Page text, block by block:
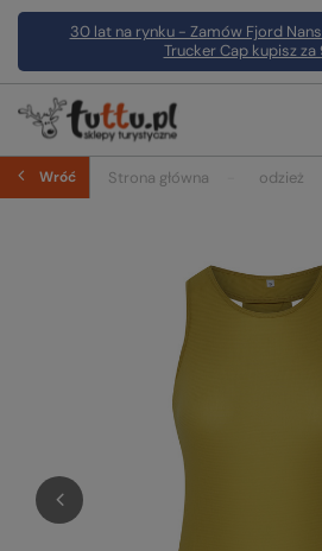
30 lat na rynku - Zamów Fjord
Trucker Cap kupisz za
Wróć Strona główna odzież